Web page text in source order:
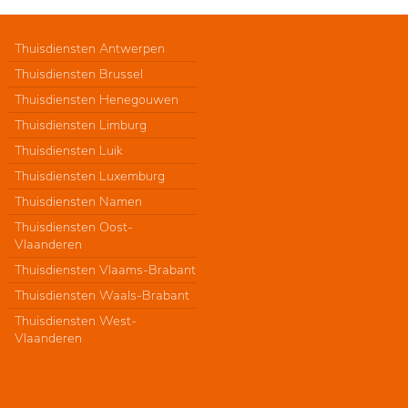
Thuisdiensten Antwerpen
Thuisdiensten Brussel
Thuisdiensten Henegouwen
Thuisdiensten Limburg
Thuisdiensten Luik
Thuisdiensten Luxemburg
Thuisdiensten Namen
Thuisdiensten Oost-
Vlaanderen
Thuisdiensten Vlaams-Brabant
Thuisdiensten Waals-Brabant
Thuisdiensten West-
Vlaanderen